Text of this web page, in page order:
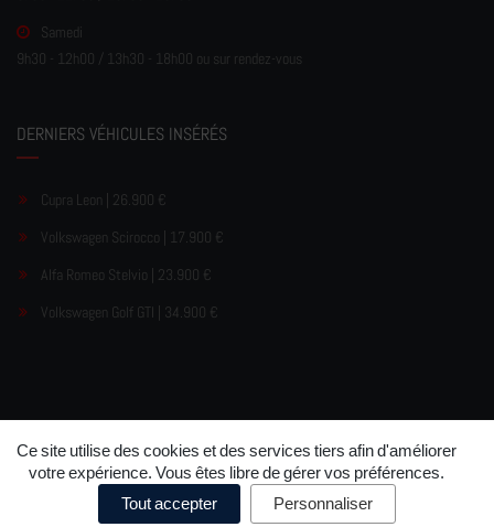
Samedi
9h30 - 12h00 / 13h30 - 18h00 ou sur rendez-vous
DERNIERS VÉHICULES INSÉRÉS
Cupra Leon | 26.900 €
Volkswagen Scirocco | 17.900 €
Alfa Romeo Stelvio | 23.900 €
Volkswagen Golf GTI | 34.900 €
©Garage Pereira • Mentions légales • Politique de
confidentialité • Politique de cookies •
Préférences de cookies
Conception
Luxauto.lu
Ce site utilise des cookies et des services tiers afin d'améliorer
votre expérience. Vous êtes libre de gérer vos préférences.
Tout accepter
Personnaliser